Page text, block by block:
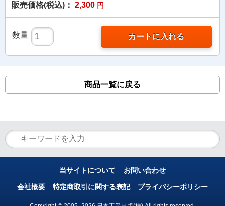
販売価格(税込)： 2,300 円
数量 カートに入れる
商品一覧に戻る
当サイトについて お問い合わせ
会社概要 特定商取引に関する表記 プライバシーポリシー